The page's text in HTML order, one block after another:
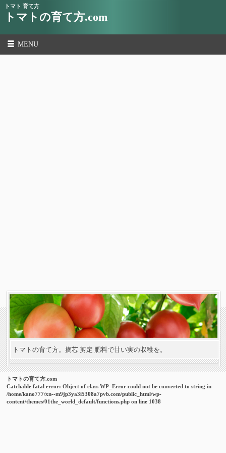
トマト 育て方
トマトの育て方.com
MENU
トマトの育て方。摘芯 剪定 肥料で甘い実の収穫を。
トマトの育て方.com
Catchable fatal error: Object of class WP_Error could not be converted to string in
/home/kano777/xn--m9jp3ya3i5308a7pvb.com/public_html/wp-
content/themes/01the_world_default/functions.php on line 1038